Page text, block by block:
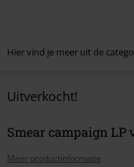
Hier vind je meer uit de
Uitverkocht!
Smear campaign LP
Meer productinformatie